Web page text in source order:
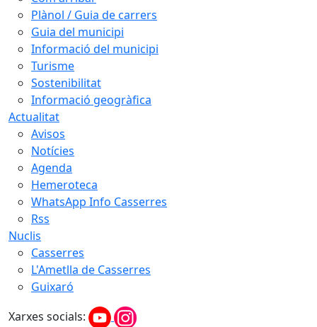
Plànol / Guia de carrers
Guia del municipi
Informació del municipi
Turisme
Sostenibilitat
Informació geogràfica
Actualitat
Avisos
Notícies
Agenda
Hemeroteca
WhatsApp Info Casserres
Rss
Nuclis
Casserres
L'Ametlla de Casserres
Guixaró
Xarxes socials: